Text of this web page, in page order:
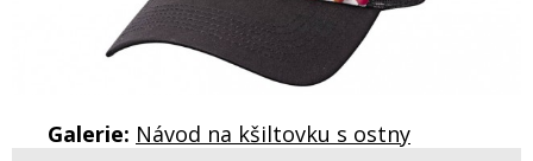
Galerie: Návod na kšiltovku s ostny